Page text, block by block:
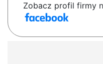
Zobacz profil firmy